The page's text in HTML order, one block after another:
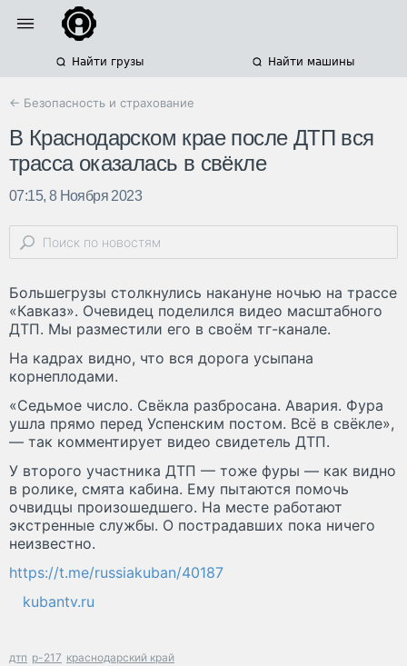
Найти грузы Найти машины
← Безопасность и страхование
В Краснодарском крае после ДТП вся
трасса оказалась в свёкле
07:15, 8 Ноября 2023
Большегрузы столкнулись накануне ночью на трассе
«Кавказ». Очевидец поделился видео масштабного
ДТП. Мы разместили его в своём тг-канале.
На кадрах видно, что вся дорога усыпана
корнеплодами.
«Седьмое число. Свёкла разбросана. Авария. Фура
ушла прямо перед Успенским постом. Всё в свёкле»,
— так комментирует видео свидетель ДТП.
У второго участника ДТП — тоже фуры — как видно
в ролике, смята кабина. Ему пытаются помочь
очвидцы произошедшего. На месте работают
экстренные службы. О пострадавших пока ничего
неизвестно.
https://t.me/russiakuban/40187
kubantv.ru
дтп р-217 краснодарский край